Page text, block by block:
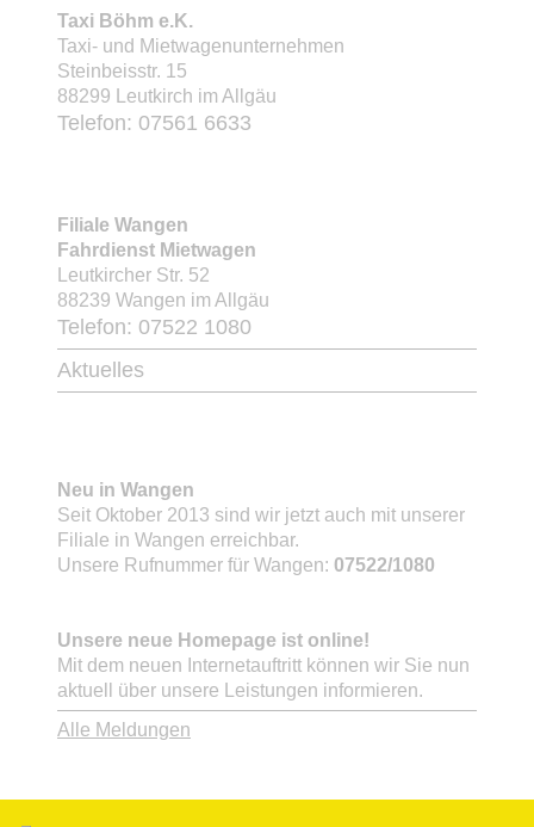
Taxi Böhm e.K.
Taxi- und Mietwagenunternehmen
Steinbeisstr. 15
88299 Leutkirch im Allgäu
Telefon: 07561 6633
Filiale Wangen
Fahrdienst Mietwagen
Leutkircher Str. 52
88239 Wangen im Allgäu
Telefon: 07522 1080
Aktuelles
Neu in Wangen
Seit Oktober 2013 sind wir jetzt auch mit unserer
Filiale in Wangen erreichbar.
Unsere Rufnummer für Wangen: 07522/1080
Unsere neue Homepage ist online!
Mit dem neuen Internetauftritt können wir Sie nun
aktuell über unsere Leistungen informieren.
Alle Meldungen